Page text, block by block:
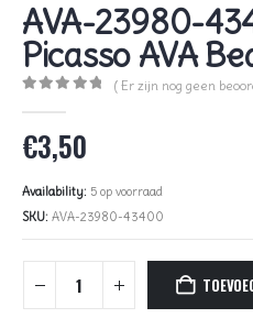
AVA-23980-
Picasso AVA
( Er zijn nog geen
€3,50
Availability: 5 op voorraad
SKU: AVA-23980-43400